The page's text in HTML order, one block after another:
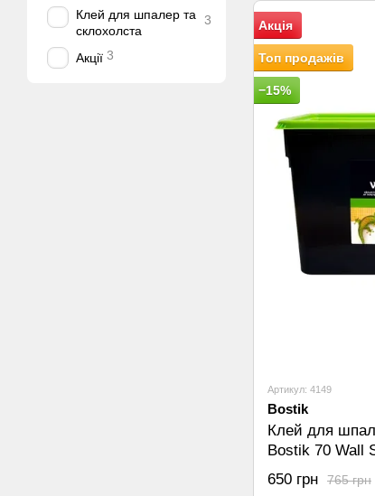
Акція
Топ продажів
−15%
Артикул: 4149
Bostik
Клей для
Bostik 70 Wall
765 грн
650 грн
Клей для шпалер та
склохолста
3
Акції 3